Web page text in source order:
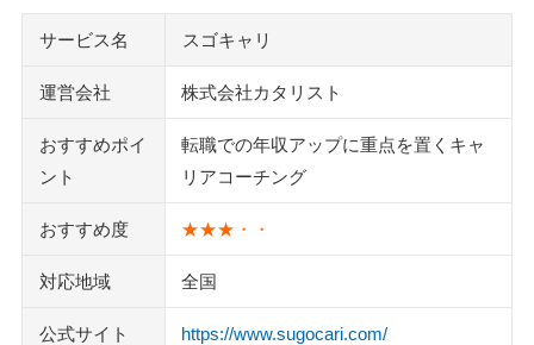
サービス名 スゴキャリ
運営会社 株式会社カタリスト
おすすめポイ
ント
転職での年収アップに重点を置くキャ
リアコーチング
おすすめ度 ★★★・・
対応地域 全国
公式サイト https://www.sugocari.com/